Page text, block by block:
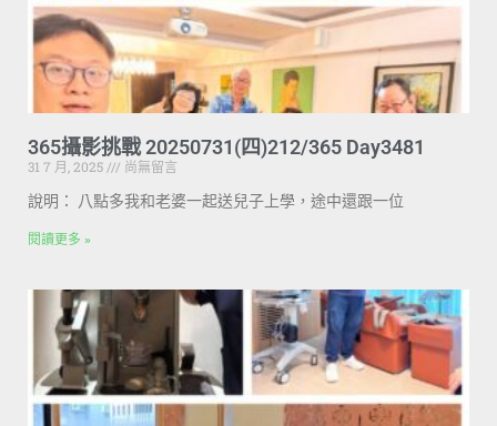
365攝影挑戰 20250731(四)212/365 Day3481
31 7 月, 2025
尚無留言
說明： 八點多我和老婆一起送兒子上學，途中還跟一位
閱讀更多 »